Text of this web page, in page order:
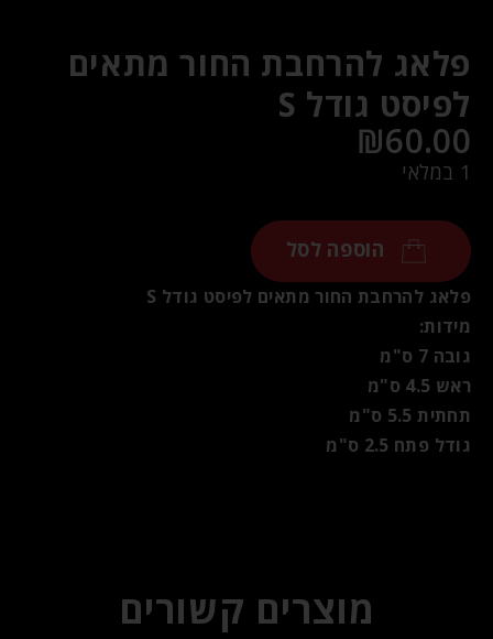
פלאג להרחבת החור מתאים
לפיסט גודל S
₪60.00
1 במלאי
הוספה לסל
פלאג להרחבת החור מתאים לפיסט גודל S
מידות:
גובה 7 ס"מ
ראש 4.5 ס"מ
תחתית 5.5 ס"מ
גודל פתח 2.5 ס"מ
מוצרים קשורים